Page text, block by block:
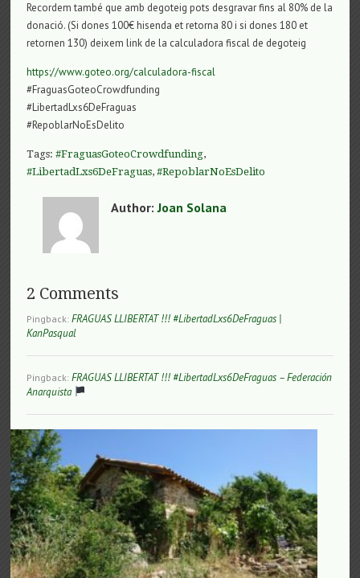
Recordem també que amb degoteig pots desgravar fins al 80% de la
donació. (Si dones 100€ hisenda et retorna 80 i si dones 180 et
retornen 130) deixem link de la calculadora fiscal de degoteig
https://www.goteo.org/calculadora-fiscal
#FraguasGoteoCrowdfunding
#LibertadLxs6DeFraguas
#RepoblarNoEsDelito
Tags:#FraguasGoteoCrowdfunding,
#LibertadLxs6DeFraguas,#RepoblarNoEsDelito
Author:Joan Solana
2 Comments
Pingback:FRAGUAS LLIBERTAT !!! #LibertadLxs6DeFraguas |
KanPasqual
Pingback:FRAGUAS LLIBERTAT !!! #LibertadLxs6DeFraguas – Federación
Anarquista